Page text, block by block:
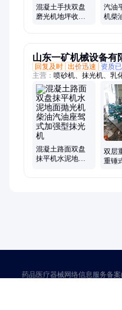
混凝土手扶双盘
磨光机地坪收光
汽油
机柴
山东一矿机械设备有
回复及时 出价迅速 资质
主营： 喷砂机、抹光机、乳
门、改锚机、夯实机、排污
车、脱水罐、注浆机、推雪
机、橡胶块、过滤器、卷板
室
混凝土路面双盘
抹平机水泥地面
双层
重锤
药品医疗器械网络信息服务备